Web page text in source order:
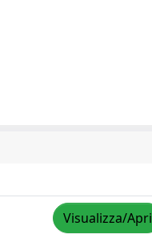
Visualizza/Apri